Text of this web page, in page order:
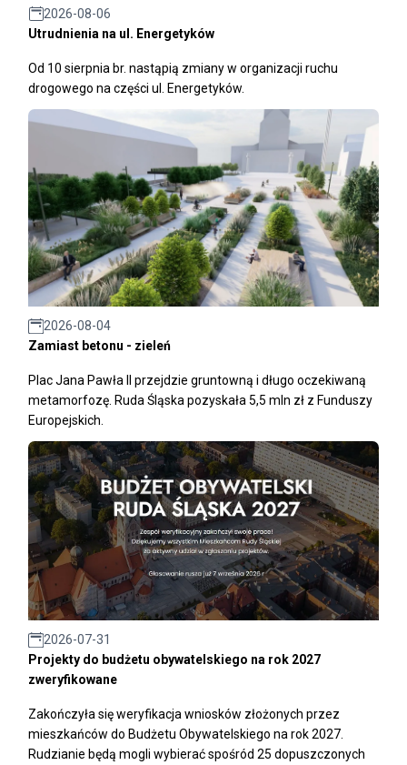
2026-08-06
Utrudnienia na ul. Energetyków
Od 10 sierpnia br. nastąpią zmiany w organizacji ruchu
drogowego na części ul. Energetyków.
2026-08-04
Zamiast betonu - zieleń
Plac Jana Pawła II przejdzie gruntowną i długo oczekiwaną
metamorfozę. Ruda Śląska pozyskała 5,5 mln zł z Funduszy
Europejskich.
2026-07-31
Projekty do budżetu obywatelskiego na rok 2027
zweryfikowane
Zakończyła się weryfikacja wniosków złożonych przez
mieszkańców do Budżetu Obywatelskiego na rok 2027.
Rudzianie będą mogli wybierać spośród 25 dopuszczonych